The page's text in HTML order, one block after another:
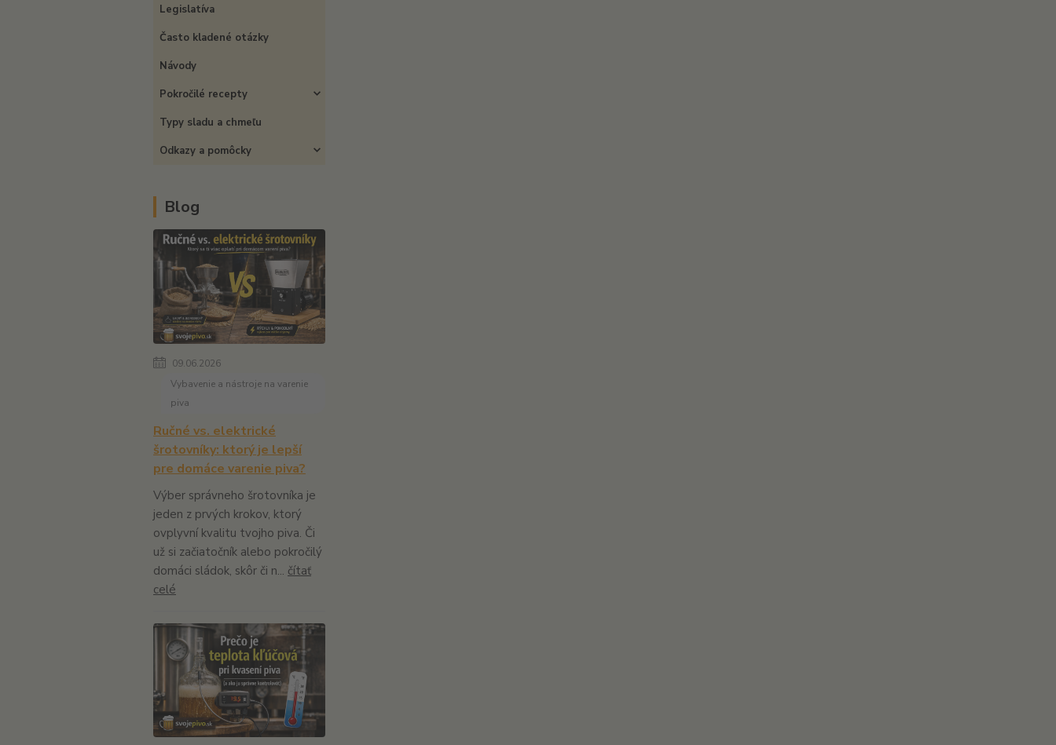
Legislatíva
Často kladené otázky
Návody
Pokročilé recepty
Typy sladu a chmeľu
Odkazy a pomôcky
Blog
09.06.2026
Vybavenie a nástroje na varenie
piva
Ručné vs. elektrické
šrotovníky: ktorý je lepší
pre domáce varenie piva?
Výber správneho šrotovníka je
jeden z prvých krokov, ktorý
ovplyvní kvalitu tvojho piva. Či
už si začiatočník alebo pokročilý
domáci sládok, skôr či n... čítať
celé